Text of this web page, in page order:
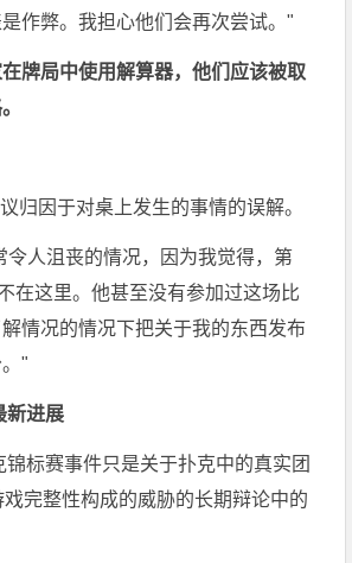
作弊。我担心他们会再次尝试。"
牌局中使用解算器，他们应该被取
归因于对桌上发生的事情的误解。
令人沮丧的情况，因为我觉得，第
在这里。他甚至没有参加过这场比
情况的情况下把关于我的东西发布
"
新进展
锦标赛事件只是关于扑克中的真实团
戏完整性构成的威胁的长期辩论中的